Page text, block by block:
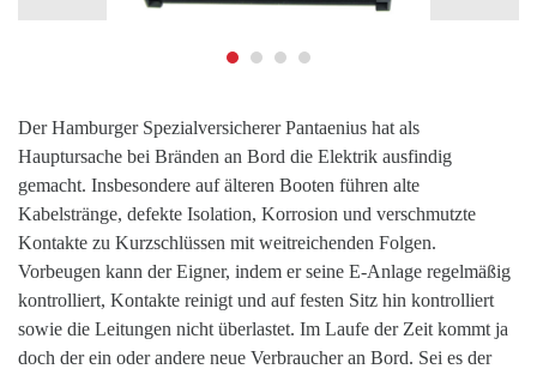
Der Hamburger Spezialversicherer Pantaenius hat als
Hauptursache bei Bränden an Bord die Elektrik ausfindig
gemacht. Insbesondere auf älteren Booten führen alte
Kabelstränge, defekte Isolation, Korrosion und verschmutzte
Kontakte zu Kurzschlüssen mit weitreichenden Folgen.
Vorbeugen kann der Eigner, indem er seine E-Anlage regelmäßig
kontrolliert, Kontakte reinigt und auf festen Sitz hin kontrolliert
sowie die Leitungen nicht überlastet. Im Laufe der Zeit kommt ja
doch der ein oder andere neue Verbraucher an Bord. Sei es der